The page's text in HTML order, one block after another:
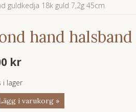
guldkedja 18k guld 7,2g 45cm
hand
kr
i lager
i varukorg »